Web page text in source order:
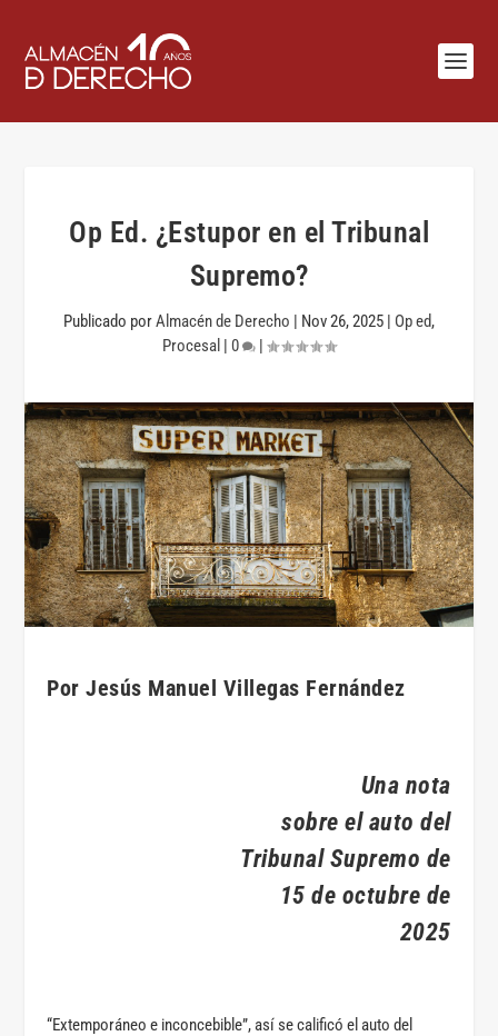
Op Ed. ¿Estupor en el Tribunal
Supremo?
Publicado porAlmacén de Derecho | Nov 26, 2025 | Op ed,
Procesal | 0 |
PorJesús Manuel Villegas Fernández
Una nota
sobre el auto del
Tribunal Supremo de
15 de octubre de
2025
“Extemporáneo e inconcebible”, así se calificó el auto del